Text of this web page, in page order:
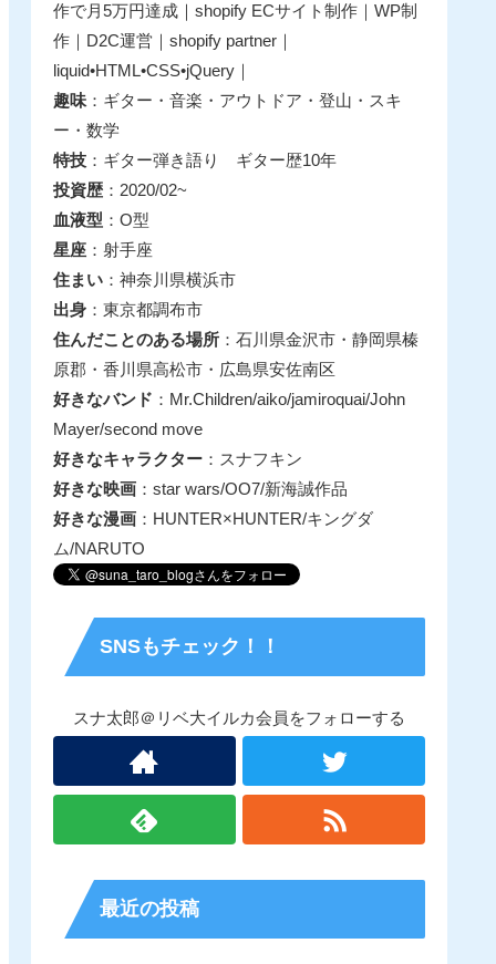
作で月5万円達成｜shopify ECサイト制作｜WP制
作｜D2C運営｜shopify partner｜
liquid•HTML•CSS•jQuery｜
趣味 ：ギター・音楽・アウトドア・登山・スキ
ー・数学
特技 ：ギター弾き語り ギター歴10年
投資歴 ：2020/02~
血液型 ：O型
星座 ：射手座
住まい ：神奈川県横浜市
出身 ：東京都調布市
住んだことのある場所 ：石川県金沢市・静岡県榛
原郡・香川県高松市・広島県安佐南区
好きなバンド ：Mr.Children/aiko/jamiroquai/John
Mayer/second move
好きなキャラクター ：スナフキン
好きな映画 ：star wars/OO7/新海誠作品
好きな漫画 ：HUNTER×HUNTER/キングダ
ム/NARUTO
SNSもチェック！！
スナ太郎＠リベ大イルカ会員をフォローする
最近の投稿